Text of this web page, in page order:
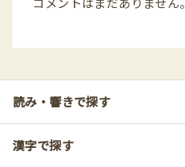
読み・響きで探す
漢字で探す